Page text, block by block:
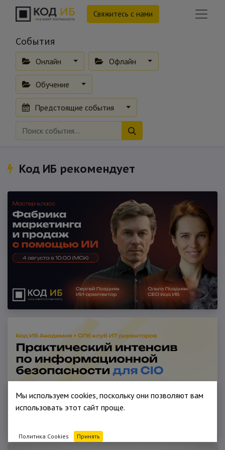
Свяжитесь с нами
События
Онлайн Офлайн
Обучение
Предстоящие события
Код ИБ рекомендует
Мы используем cookies, поскольку они позволяют вам
использовать этот сайт проще.
Политика Cookies Принять